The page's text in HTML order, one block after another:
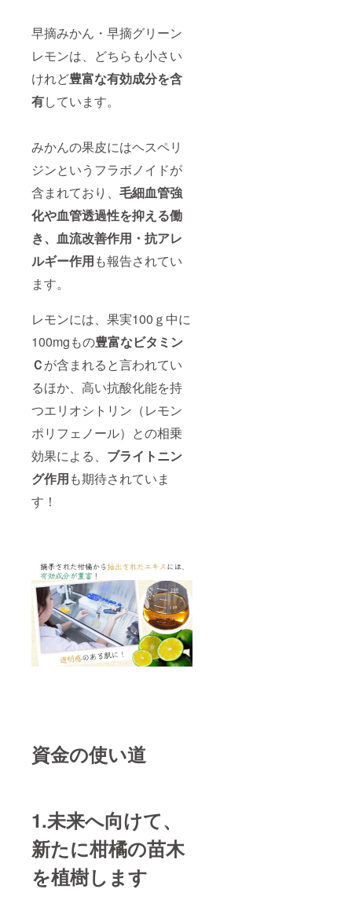
早摘みかん・早摘グリーン
レモンは、どちらも小さい
けれど豊富な有効成分を含
有しています。
みかんの果皮にはヘスペリ
ジンというフラボノイドが
含まれており、 毛細血管強
化や血管透過性を抑える働
き、血流改善作用・抗アレ
ルギー作用も報告されてい
ます。
レモンには、果実100ｇ中に
100mgもの豊富なビタミン
Ｃが含まれると言われてい
るほか、高い抗酸化能を持
つエリオシトリン（レモン
ポリフェノール）との相乗
効果による、 ブライトニン
グ作用も期待されていま
す！
資金の使い道
1.未来へ向けて、
新たに柑橘の苗木
を植樹します